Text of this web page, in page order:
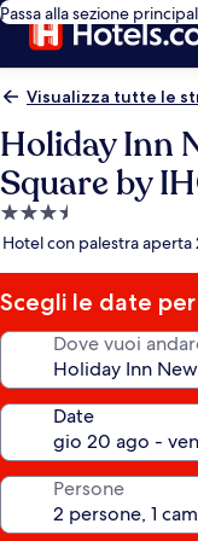
Passa alla sezione
Visualizza tutte le
Holiday Inn
Square by
Struttura
a
stelle
Hotel con palestra aperta
Scegli le date
Dove vuoi
Date
Persone